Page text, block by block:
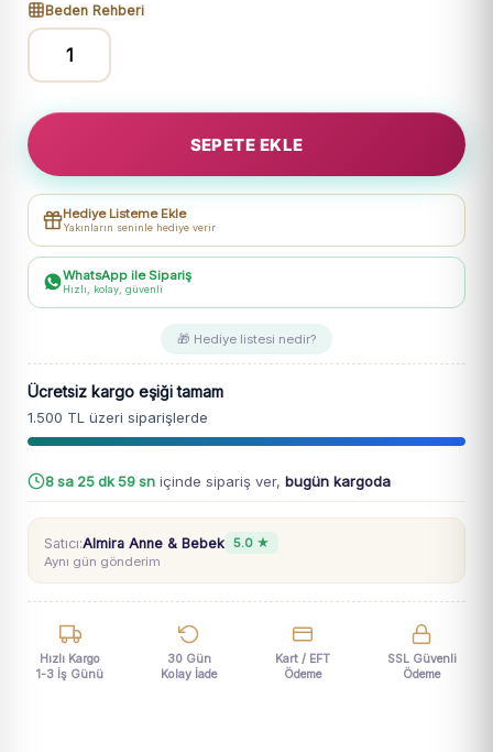
Beden Rehberi
Erkek
Los
Angeles
Yazılı
Gabardin
3'lü
Takım
adet
SEPETE EKLE
Hediye Listeme Ekle
Yakınların seninle hediye verir
WhatsApp ile Sipariş
Hızlı, kolay, güvenli
🎁 Hediye listesi nedir?
Ücretsiz kargo eşiği tamam
1.500 TL üzeri siparişlerde
8 sa 25 dk 58 sn içinde sipariş ver,bugün kargoda
Satıcı:Almira Anne & Bebek 5.0 ★
Aynı gün gönderim
Hızlı Kargo
1-3 İş Günü
30 Gün
Kolay İade
Kart / EFT
Ödeme
SSL Güvenli
Ödeme